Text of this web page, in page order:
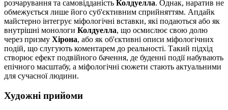
розчарування та самовідданість Колдуелла. Однак, наратив не
обмежується лише його суб'єктивним сприйняттям. Апдайк
майстерно інтегрує міфологічні вставки, які подаються або як
внутрішні монологи Колдуелла, що осмислює свою долю
через призму Хірона, або як об'єктивні описи міфологічних
подій, що слугують коментарем до реальності. Такий підхід
створює ефект подвійного бачення, де буденні події набувають
епічного масштабу, а міфологічні сюжети стають актуальними
для сучасної людини.
Художні прийоми